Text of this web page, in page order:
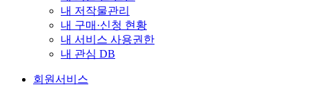
내 저작물관리
내 구매·신청 현황
내 서비스 사용권한
내 관심 DB
회원서비스